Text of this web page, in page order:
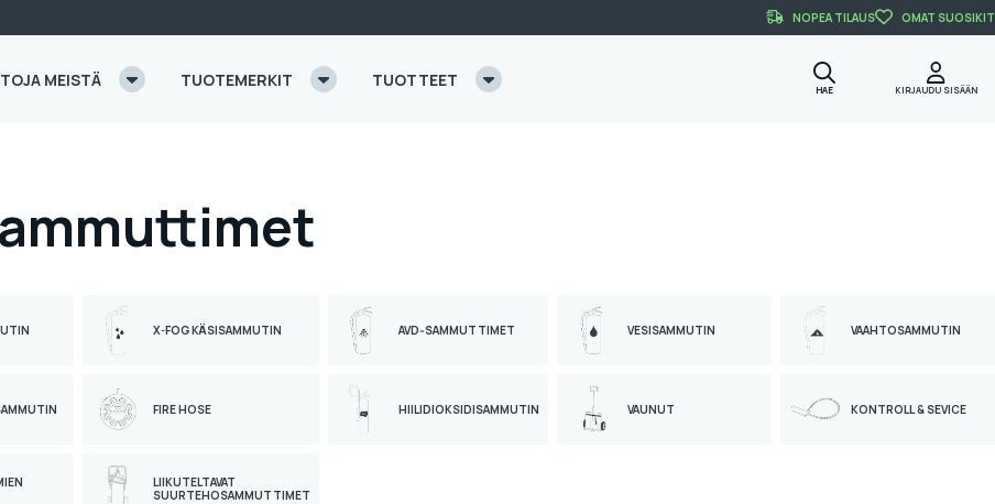
NOPEA TILAUS OMAT SUOSIKIT
MEISTÄ TUOTEMERKIT TUOTTEET HAE KIRJAUDU SISÄÄN
X-FOG KÄSISAMMUTIN AVD‑SAMMUTTIMET VESISAMMUTIN VAAHTOSAMMUTIN
FIRE HOSE HIILIDIOKSIDISAMMUTIN VAUNUT KONTROLL & SEVICE
LIIKUTELTAVAT
SUURTEHOSAMMUTTIMET